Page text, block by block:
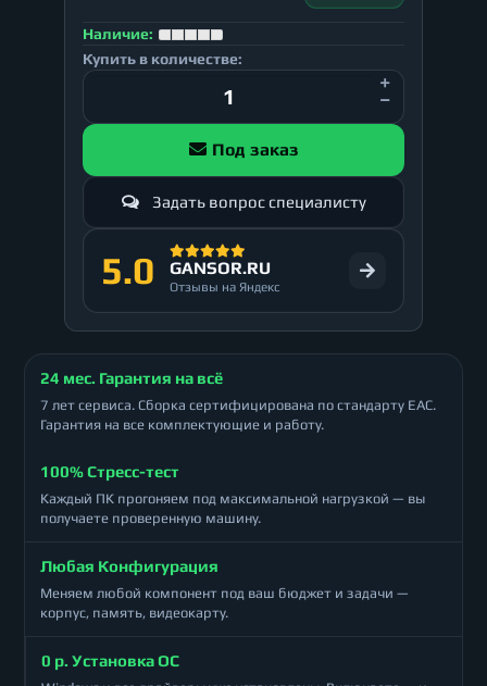
Наличие:
Купить в количестве:
Под заказ
Задать вопрос специалисту
5.0 GANSOR.RU
Отзывы на Яндекс
24 мес. Гарантия на всё
7 лет сервиса. Сборка сертифицирована по стандарту ЕАС.
Гарантия на все комплектующие и работу.
100% Стресс-тест
Каждый ПК прогоняем под максимальной нагрузкой — вы
получаете проверенную машину.
Любая Конфигурация
Меняем любой компонент под ваш бюджет и задачи —
корпус, память, видеокарту.
0 р. Установка ОС